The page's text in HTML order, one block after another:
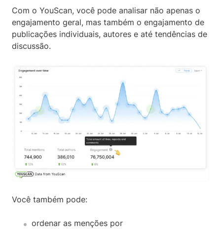
Com o YouScan, você pode analisar não apenas o
engajamento geral, mas também o engajamento de
publicações individuais, autores e até tendências de
discussão.
Você também pode:
ordenar as menções por